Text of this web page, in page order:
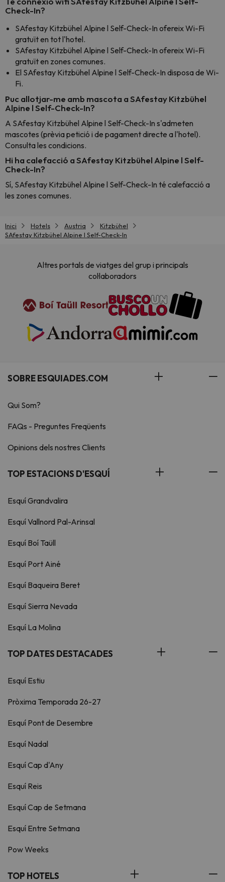
Check-In?
SAfestay Kitzbühel Alpine l Self-Check-In ofereix Wi-Fi
gratuït en tot l'hotel.
SAfestay Kitzbühel Alpine l Self-Check-In ofereix Wi-Fi
gratuït en zones comunes.
El SAfestay Kitzbühel Alpine l Self-Check-In disposa de Wi-
Fi.
Puc allotjar-me amb mascota a SAfestay Kitzbühel
Alpine l Self-Check-In?
A SAfestay Kitzbühel Alpine l Self-Check-In s'admeten
mascotes (prèvia petició i de pagament directe a l'hotel).
Consulta les condicions.
Hi ha calefacció a SAfestay Kitzbühel Alpine l Self-
Check-In?
Sí, SAfestay Kitzbühel Alpine l Self-Check-In té calefacció a
les zones comunes.
Inici Hotels Austria
Kitzbühel
SAfestay Kitzbühel Alpine l Self-Check-In
Altres portals de viatges del grup i principals
col·laboradors
SOBRE ESQUIADES.COM
Qui Som?
FAQs - Preguntes Freqüents
Opinions dels nostres Clients
TOP ESTACIONS D'ESQUÍ
Esquí Grandvalira
Esquí Vallnord Pal-Arinsal
Esquí Boí Taüll
Esquí Port Ainé
Esquí Baqueira Beret
Esquí Sierra Nevada
Esquí La Molina
TOP DATES DESTACADES
Esquí Estiu
Pròxima Temporada 26-27
Esquí Pont de Desembre
Esquí Nadal
Esquí Cap d'Any
Esquí Reis
Esquí Cap de Setmana
Esquí Entre Setmana
Pow Weeks
TOP HOTELS